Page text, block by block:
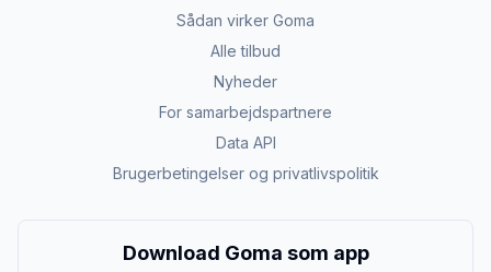
Sådan virker Goma
Alle tilbud
Nyheder
For samarbejdspartnere
Data API
Brugerbetingelser og privatlivspolitik
Download Goma som app